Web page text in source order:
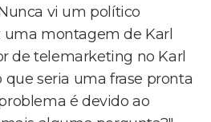
vi um político
uma montagem de Karl
de telemarketing no Karl
que seria uma frase pronta
é devido ao